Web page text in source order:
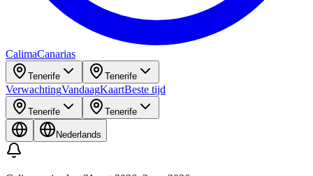
CalimaCanarias
Tenerife Tenerife
VerwachtingVandaagKaartBeste tijd
Tenerife Tenerife
Nederlands